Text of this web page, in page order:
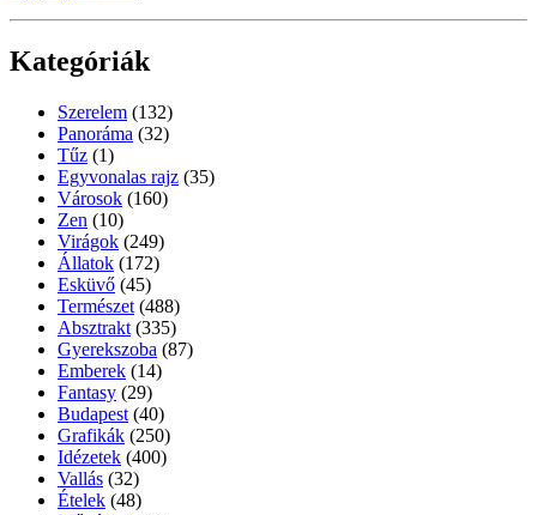
Kategóriák
Szerelem (132)
Panoráma (32)
Tűz (1)
Egyvonalas rajz (35)
Városok (160)
Zen (10)
Virágok (249)
Állatok (172)
Esküvő (45)
Természet (488)
Absztrakt (335)
Gyerekszoba (87)
Emberek (14)
Fantasy (29)
Budapest (40)
Grafikák (250)
Idézetek (400)
Vallás (32)
Ételek (48)